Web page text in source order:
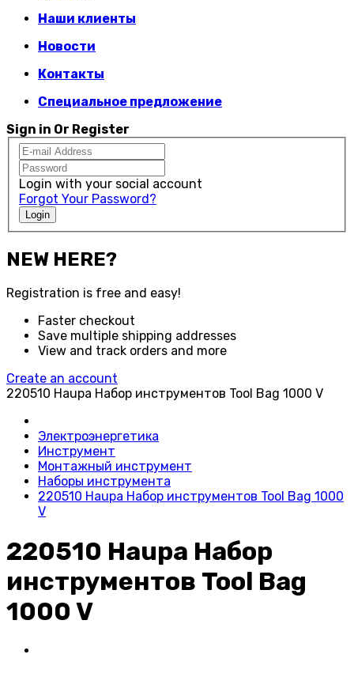
Наши клиенты
Новости
Контакты
Специальное предложение
Sign in Or Register
Login with your social account
Forgot Your Password?
Login
NEW HERE?
Registration is free and easy!
Faster checkout
Save multiple shipping addresses
View and track orders and more
Create an account
220510 Haupa Набор инструментов Tool Bag 1000 V
Электроэнергетика
Инструмент
Монтажный инструмент
Наборы инструмента
220510 Haupa Набор инструментов Tool Bag 1000
V
220510 Haupa Набор
инструментов Tool Bag
1000 V